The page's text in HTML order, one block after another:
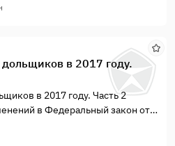
в 2017 году.
в 2017 году. Часть 2
в Федеральный закон от
03.07.2016) «Об участии в
домов и иных